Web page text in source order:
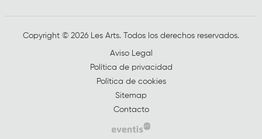
Copyright © 2026 Les Arts. Todos los derechos reservados.
Aviso Legal
Política de privacidad
Política de cookies
Sitemap
Contacto